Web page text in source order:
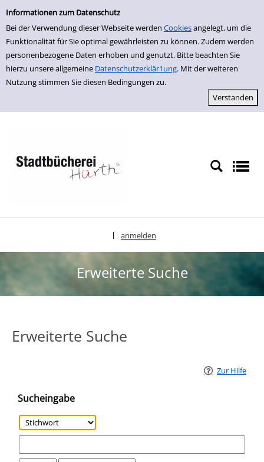
Erweiterte Suche
Informationen zum Datenschutz
Bei der Verwendung dieser Webseite werden Cookiesangelegt, um die
Funktionalität für Sie optimal gewährleisten zu können. Zudem werden
personenbezogene Daten erhoben und genutzt. Bitte beachten Sie
hierzu unsere allgemeine Datenschutzerklär1ung. Mit der weiteren
Nutzung stimmen Sie diesen Bedingungen zu.
zur Navigation springen
zum Inhalt springen
Zur erweiterten Suche springen
anmelden
Erweiterte Suche
Erweiterte Suche
Zur Hilfe
Sucheingabe